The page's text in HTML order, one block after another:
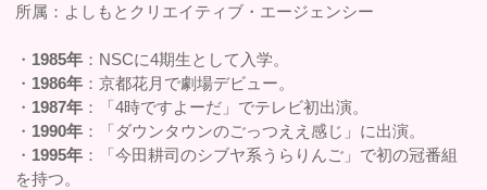
所属：よしもとクリエイティブ・エージェンシー
・ 1985年 ：NSCに4期生として入学。
・ 1986年 ：京都花月で劇場デビュー。
・ 1987年 ：「4時ですよーだ」でテレビ初出演。
・ 1990年 ：「ダウンタウンのごっつええ感じ」に出演。
・ 1995年 ：「今田耕司のシブヤ系うらりんご」で初の冠番組
を持つ。